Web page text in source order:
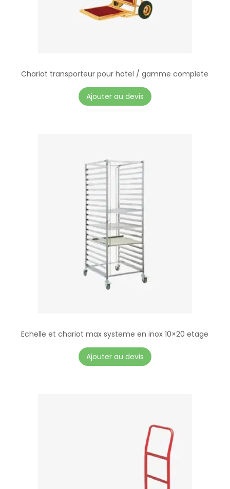
Chariot transporteur pour hotel / gamme complete
Ajouter au devis
Echelle et chariot max systeme en inox 10×20 etage
Ajouter au devis